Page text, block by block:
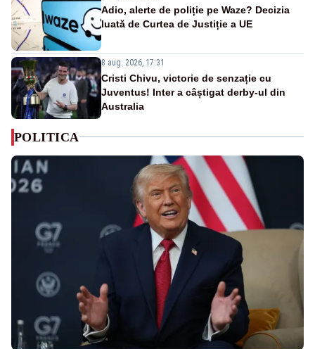
Adio, alerte de poliție pe Waze? Decizia
luată de Curtea de Justiție a UE
8 aug. 2026, 17:31
Cristi Chivu, victorie de senzație cu
Juventus! Inter a câștigat derby-ul din
Australia
POLITICA